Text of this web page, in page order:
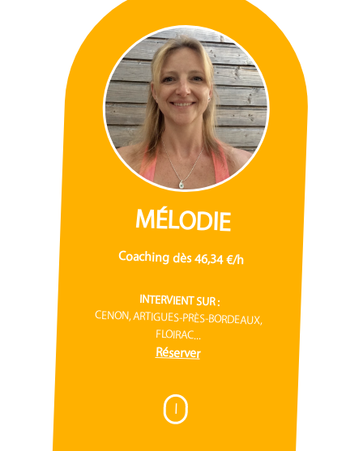
MÉLODIE
Coaching dès 46,34 €/h
INTERVIENT SUR :
CENON, ARTIGUES-PRÈS-BORDEAUX,
FLOIRAC...
Réserver
I